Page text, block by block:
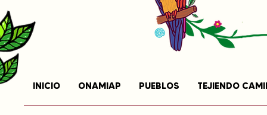
INICIO ONAMIAP PUEBLOS TEJIENDO